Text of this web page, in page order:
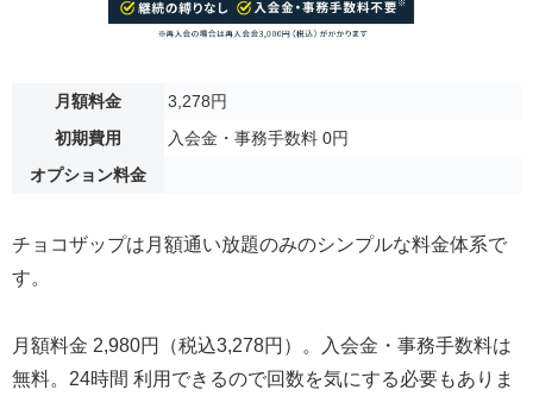
月額料金
3,278円
初期費用
入会金・事務手数料 0円
オプション料金
チョコザップは月額通い放題のみのシンプルな料金体系で
す。
月額料金 2,980円（税込3,278円）。入会金・事務手数料は
無料。24時間 利用できるので回数を気にする必要もありま